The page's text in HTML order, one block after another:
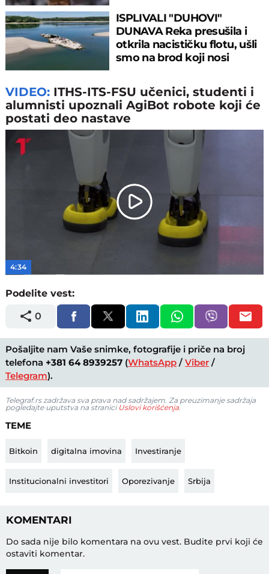
ISPLIVALI "DUHOVI"
DUNAVA Reka presušila i
otkrila nacističku flotu, ušli
smo na brod koji nosi
VIDEO: ITHS-ITS-FSU učenici, studenti i
alumnisti upoznali AgiBot robote koji će
postati deo nastave
Play
Video
4:34
Podelite vest:
0
Pošaljite nam Vaše snimke, fotografije i priče na broj
telefona +381 64 8939257 (WhatsApp /Viber /
Telegram).
Telegraf.rs zadržava sva prava nad sadržajem. Za preuzimanje sadržaja
pogledajte uputstva na stranici Uslovi korišćenja.
TEME
Bitkoin digitalna imovina Investiranje
Institucionalni investitori Oporezivanje Srbija
KOMENTARI
Do sada nije bilo komentara na ovu vest. Budite prvi koji će
ostaviti komentar.